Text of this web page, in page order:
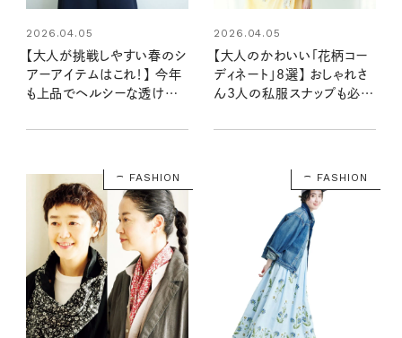
2026.04.05
【大人が挑戦しやすい春のシ
アーアイテムはこれ！】 今年
も上品でヘルシーな透け素
る旬の着こなし3選
2026.04.05
【大人のかわいい「花柄コー
ディネート」8選】 おしゃれさ
ん3人の私服スナップも必
楽しむ着こなし
FASHION FASHION